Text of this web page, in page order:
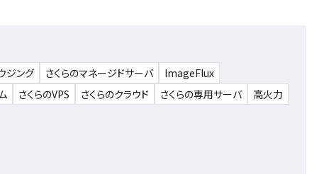
ジング さくらのマネージドサーバ
ImageFlux
さくらのVPS さくらのクラウド さくらの専用サーバ
高火力